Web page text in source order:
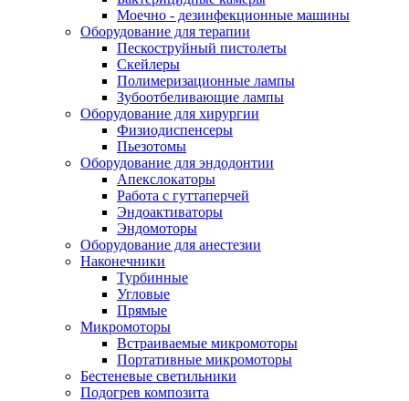
Моечно - дезинфекционные машины
Оборудование для терапии
Пескоструйный пистолеты
Скейлеры
Полимеризационные лампы
Зубоотбеливающие лампы
Оборудование для хирургии
Физиодиспенсеры
Пьезотомы
Оборудование для эндодонтии
Апекслокаторы
Работа с гуттаперчей
Эндоактиваторы
Эндомоторы
Оборудование для анестезии
Наконечники
Турбинные
Угловые
Прямые
Микромоторы
Встраиваемые микромоторы
Портативные микромоторы
Бестеневые светильники
Подогрев композита